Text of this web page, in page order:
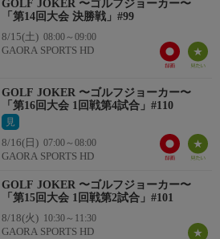
GOLF JOKER 〜ゴルフジョーカー〜
「第14回大会 決勝戦」#99
8/15(土) 08:00～09:00
GAORA SPORTS HD
GOLF JOKER 〜ゴルフジョーカー〜
「第16回大会 1回戦第4試合」#110
見
8/16(日) 07:00～08:00
GAORA SPORTS HD
GOLF JOKER 〜ゴルフジョーカー〜
「第15回大会 1回戦第2試合」#101
8/18(火) 10:30～11:30
GAORA SPORTS HD